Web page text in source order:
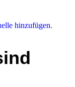
hinzufügen.